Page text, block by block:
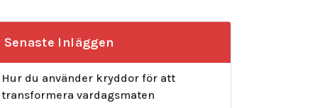
Senaste Inläggen
Hur du använder kryddor för att
transformera vardagsmaten